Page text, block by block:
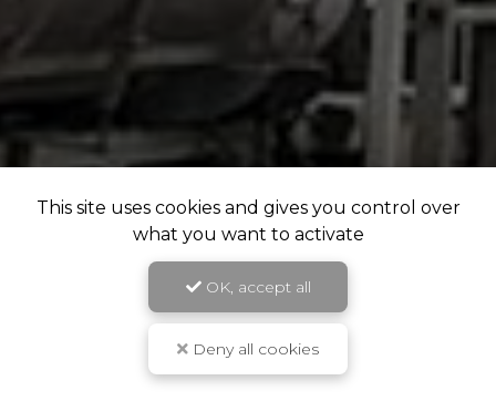
This site uses cookies and gives you control over
what you want to activate
OK, accept all
Deny all cookies